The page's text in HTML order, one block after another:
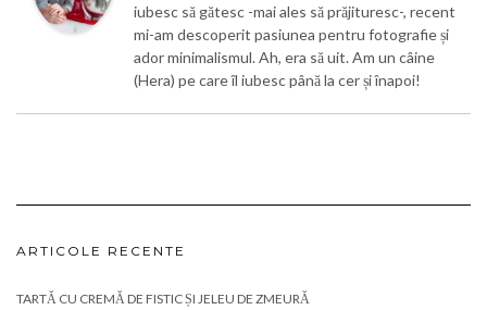
iubesc să gătesc -mai ales să prăjituresc-, recent
mi-am descoperit pasiunea pentru fotografie și
ador minimalismul. Ah, era să uit. Am un câine
(Hera) pe care îl iubesc până la cer și înapoi!
ARTICOLE RECENTE
TARTĂ CU CREMĂ DE FISTIC ȘI JELEU DE ZMEURĂ